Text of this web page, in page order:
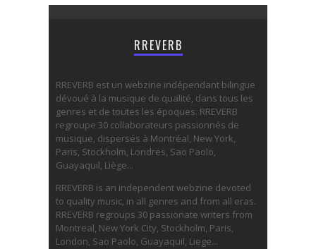
RREVERB
RREVERB est un webzine indépendant bilingue
dévoué à la musique de qualité, dans tous les
genres et de toutes les époques. RREVERB
regroupe 30 collaborateurs passionnés de
musique, dispersés à Montréal, New York,
Paris, Stockholm, Londres, Sao Paolo,
Guayaquil, Liège...
RREVERB is an independent webzine devoted
to quality music, in all genres and from all eras.
RREVERB regroups 30 passionate writers from
Montreal, New York City, Stockholm, Paris,
London, Sao Paolo, Guayaquil, Liege...